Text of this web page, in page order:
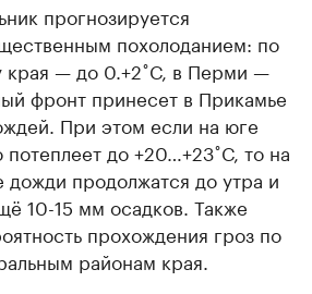
прогнозируется
похолоданием: по
края — до 0.+2˚С, в Перми —
фронт принесет в Прикамье
При этом если на юге
потеплеет до +20…+23˚С, то на
дожди продолжатся до утра и
10-15 мм осадков. Также
прохождения гроз по
районам края.